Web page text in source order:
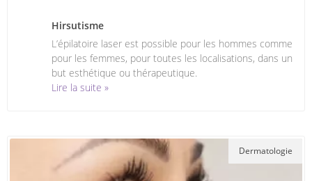
Hirsutisme
L’épilatoire laser est possible pour les hommes comme
pour les femmes, pour toutes les localisations, dans un
but esthétique ou thérapeutique.
Lire la suite »
Dermatologie